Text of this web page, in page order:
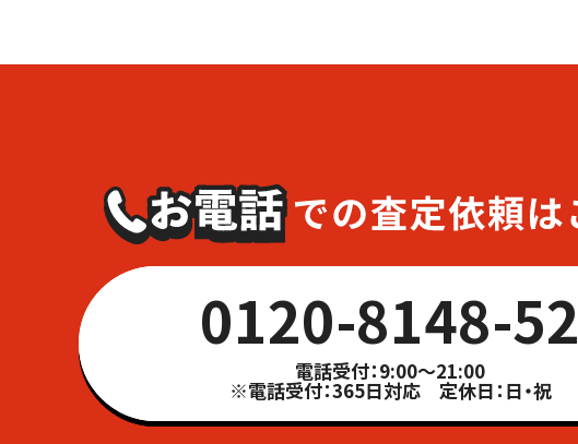
0120-8148-52
電話受付：9:00～21:00
※電話受付：365日対応 定休日：日・祝